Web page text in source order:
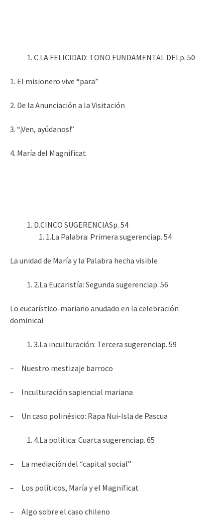
C.LA FELICIDAD: TONO FUNDAMENTAL DELp. 50
1. El misionero vive “para”
2. De la Anunciación a la Visitación
3. “¡Ven, ayúdanos!”
4. María del Magnificat
D.CINCO SUGERENCIASp. 54
1.La Palabra: Primera sugerenciap. 54
La unidad de María y la Palabra hecha visible
2.La Eucaristía: Segunda sugerenciap. 56
Lo eucarístico-mariano anudado en la celebración
dominical
3.La inculturación: Tercera sugerenciap. 59
– Nuestro mestizaje barroco
– Inculturación sapiencial mariana
– Un caso polinésico: Rapa Nui-Isla de Pascua
4.La política: Cuarta sugerenciap. 65
– La mediación del “capital social”
– Los políticos, María y el Magnificat
– Algo sobre el caso chileno